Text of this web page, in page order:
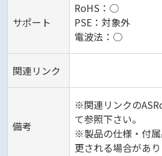
サポート
RoHS：○
PSE：対象外
電波法：○
関連リンク
備考
※関連リンクの
て参照下さい。
※製品の仕様・付
更される場合があり